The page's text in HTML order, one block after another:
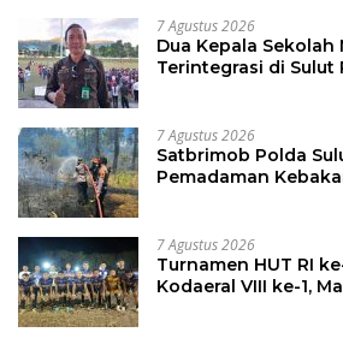
7 Agustus 2026
Dua Kepala Sekolah
Terintegrasi di Sulut
7 Agustus 2026
Satbrimob Polda
Pemadaman
7 Agustus 2026
Turnamen HUT RI
Kodaeral VIII ke-1,